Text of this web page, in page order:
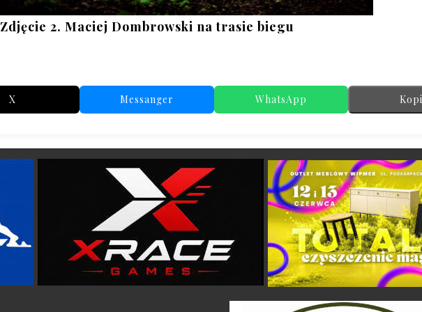
Zdjęcie 2. Maciej Dombrowski na trasie biegu
X Messanger WhatsApp